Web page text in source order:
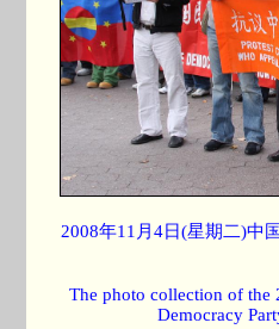
2008年11月4日(星期二)中
The photo collection of the
Democracy